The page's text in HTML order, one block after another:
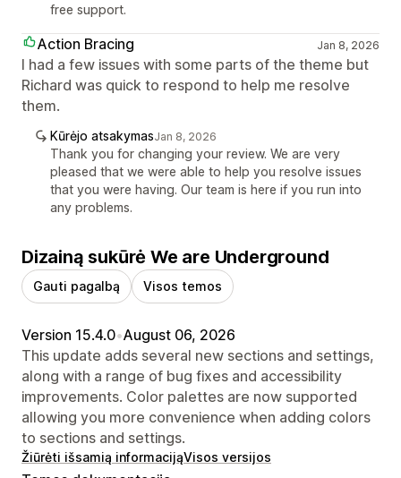
free support.
Action Bracing Jan 8, 2026
I had a few issues with some parts of the theme but
Richard was quick to respond to help me resolve
them.
Kūrėjo atsakymasJan 8, 2026
Thank you for changing your review. We are very
pleased that we were able to help you resolve issues
that you were having. Our team is here if you run into
any problems.
Dizainą sukūrė We are Underground
Gauti pagalbą Visos temos
Version 15.4.0•August 06, 2026
This update adds several new sections and settings,
along with a range of bug fixes and accessibility
improvements. Color palettes are now supported
allowing you more convenience when adding colors
to sections and settings.
Žiūrėti išsamią informacijąVisos versijos